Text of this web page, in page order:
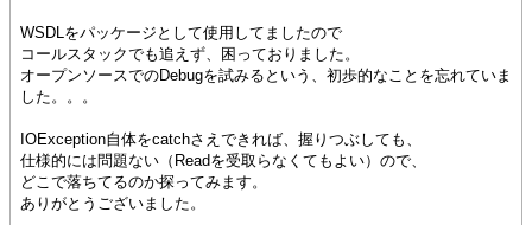
WSDLをパッケージとして使用してましたので
コールスタックでも追えず、困っておりました。
オープンソースでのDebugを試みるという、初歩的なことを忘れていま
した。。。
IOException自体をcatchさえできれば、握りつぶしても、
仕様的には問題ない（Readを受取らなくてもよい）ので、
どこで落ちてるのか探ってみます。
ありがとうございました。